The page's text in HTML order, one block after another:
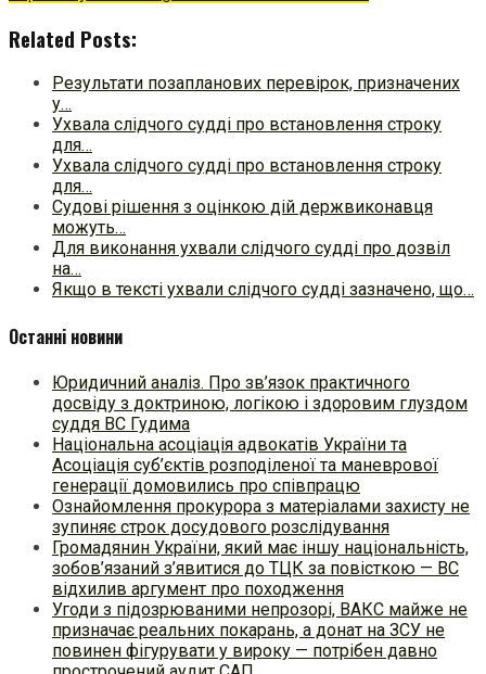
Related Posts:
Результати позапланових перевірок, призначених
у…
Ухвала слідчого судді про встановлення строку
для…
Ухвала слідчого судді про встановлення строку
для…
Судові рішення з оцінкою дій держвиконавця
можуть…
Для виконання ухвали слідчого судді про дозвіл
на…
Якщо в тексті ухвали слідчого судді зазначено, що…
Останні новини
Юридичний аналіз. Про зв’язок практичного
досвіду з доктриною, логікою і здоровим глуздом
суддя ВС Гудима
Національна асоціація адвокатів України та
Асоціація суб’єктів розподіленої та маневрової
генерації домовились про співпрацю
Ознайомлення прокурора з матеріалами захисту не
зупиняє строк досудового розслідування
Громадянин України, який має іншу національність,
зобов’язаний з’явитися до ТЦК за повісткою — ВС
відхилив аргумент про походження
Угоди з підозрюваними непрозорі, ВАКС майже не
призначає реальних покарань, а донат на ЗСУ не
повинен фігурувати у вироку — потрібен давно